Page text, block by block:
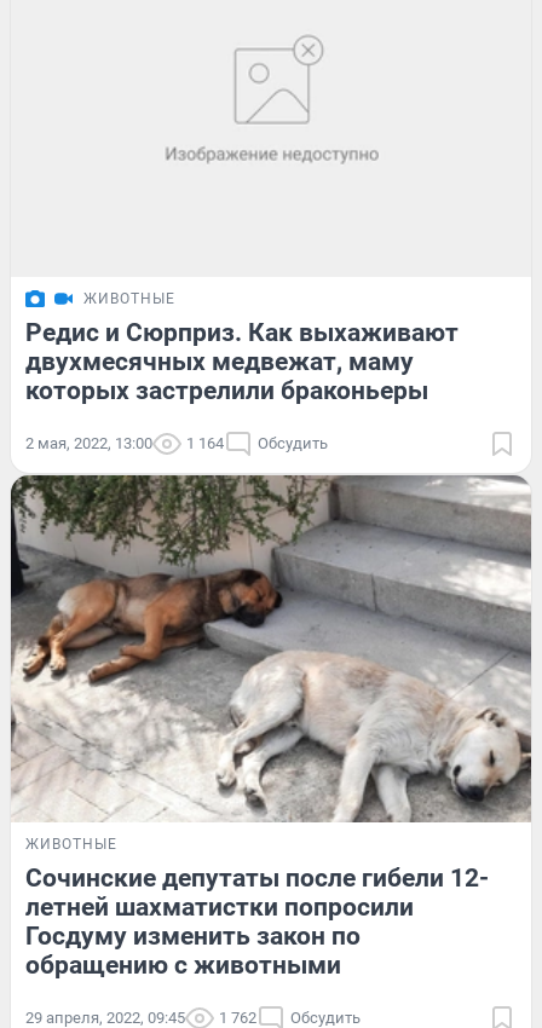
ЖИВОТНЫЕ
Редис и Сюрприз. Как выхаживают
двухмесячных медвежат, маму
которых застрелили браконьеры
2 мая, 2022, 13:00 1 164 Обсудить
ЖИВОТНЫЕ
Сочинские депутаты после гибели 12-
летней шахматистки попросили
Госдуму изменить закон по
обращению с животными
29 апреля, 2022, 09:45 1 762 Обсудить